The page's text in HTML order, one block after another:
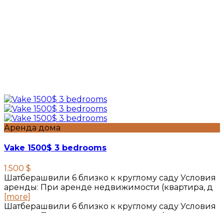
Аренда дома
Vake 1500$ 3 bedrooms
1.500 $
Шатберашвили 6 близко к круглому саду Условия
аренды: При аренде недвижимости (квартира, д
[more]
Шатберашвили 6 близко к круглому саду Условия